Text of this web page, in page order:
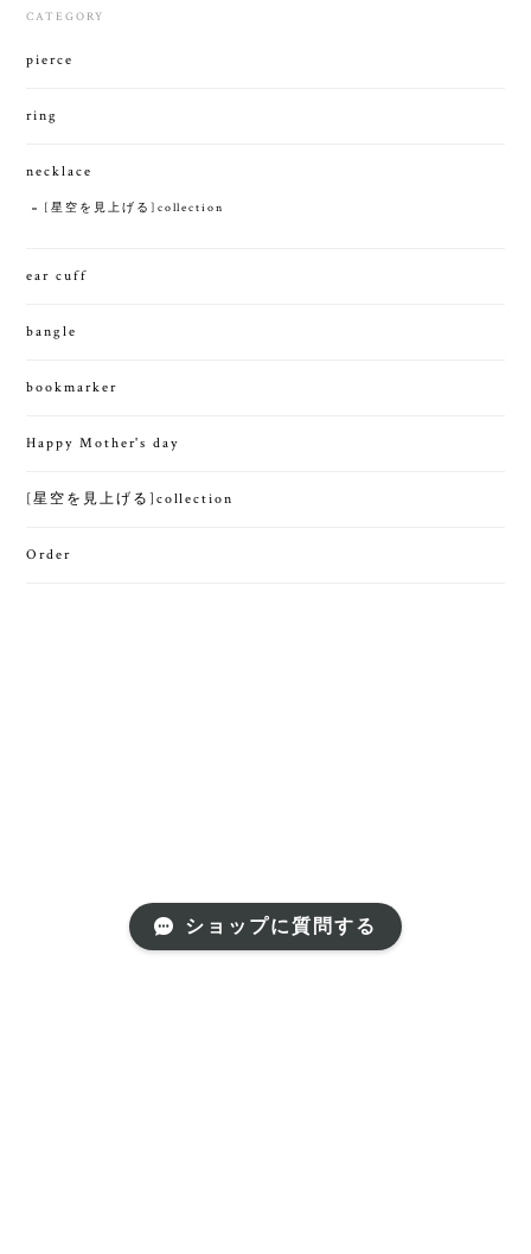
CATEGORY
pierce
ring
necklace
[星空を見上げる]collection
ear cuff
bangle
bookmarker
Happy Mother's day
[星空を見上げる]collection
Order
ショップに質問する